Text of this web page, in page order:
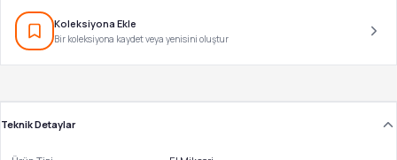
Koleksiyona Ekle
Bir koleksiyona kaydet veya yenisini oluştur
Teknik Detaylar